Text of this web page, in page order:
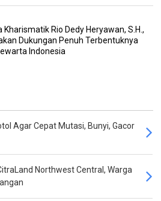
Kharismatik Rio Dedy Heryawan, S.H.,
Dukungan Penuh Terbentuknya
Indonesia
Agar Cepat Mutasi, Bunyi, Gacor
Northwest Central, Warga